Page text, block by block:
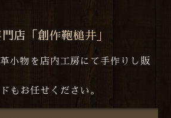
店「創作鞄槌井」
小物を店内工房にて手作りし販
もお任せください。